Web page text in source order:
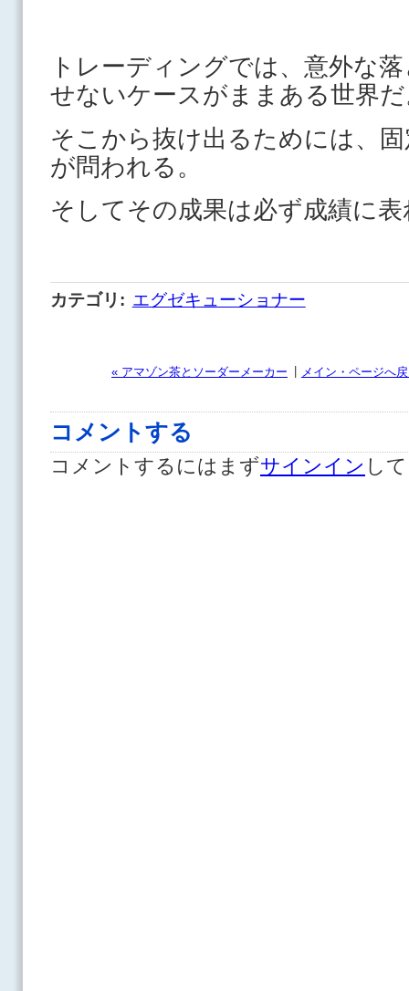
トレーディングでは、意外な
せないケースがままある世界
そこから抜け出るためには、
が問われる。
そしてその成果は必ず成績に
カテゴリ : エグゼキューショナー
« アマゾン茶とソーダーメーカー メイン・ページへ
コメントする
コメントするにはまずサインイン し